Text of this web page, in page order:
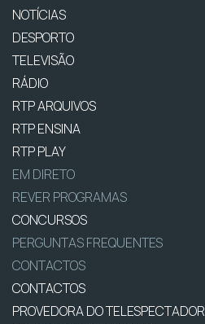
NOTÍCIAS
DESPORTO
TELEVISÃO
RÁDIO
RTP ARQUIVOS
RTP ENSINA
RTP PLAY
EM DIRETO
REVER PROGRAMAS
CONCURSOS
PERGUNTAS FREQUENTES
CONTACTOS
CONTACTOS
PROVEDORA DO TELESPECTADOR